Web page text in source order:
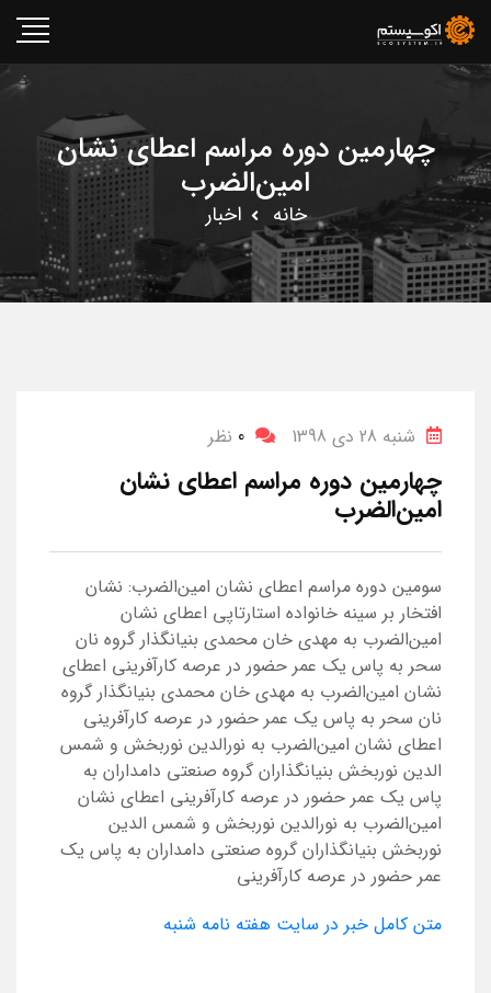
چهارمین دوره مراسم اعطای نشان
امین‌الضرب
خانه اخبار
شنبه 28 دی 1398 0 نظر
چهارمین دوره مراسم اعطای نشان
امین‌الضرب
سومین دوره مراسم اعطای نشان امین‌الضرب: نشان
افتخار بر سینه خانواده استارتاپی اعطای نشان
امین‌الضرب به مهدی خان محمدی بنیانگذار گروه نان
سحر به پاس یک عمر حضور در عرصه کارآفرینی اعطای
نشان امین‌الضرب به مهدی خان محمدی بنیانگذار گروه
نان سحر به پاس یک عمر حضور در عرصه کارآفرینی
اعطای نشان امین‌الضرب به نورالدین نوربخش و شمس
الدین نوربخش بنیانگذاران گروه صنعتی دامداران به
پاس یک عمر حضور در عرصه کارآفرینی اعطای نشان
امین‌الضرب به نورالدین نوربخش و شمس الدین
نوربخش بنیانگذاران گروه صنعتی دامداران به پاس یک
عمر حضور در عرصه کارآفرینی
متن کامل خبر در سایت هفته نامه شنبه